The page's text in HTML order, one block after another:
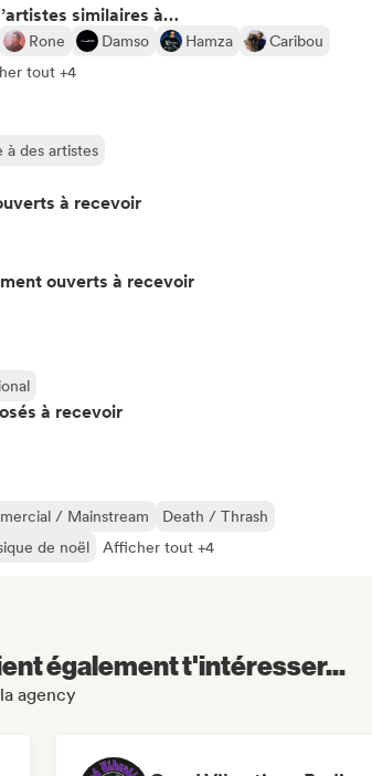
similaires à…
Rone Damso Hamza
Caribou
tout +4
à des artistes
à recevoir
ouverts à recevoir
à recevoir
/ Mainstream
Death / Thrash
de noël Afficher tout +4
également t'intéresser...
agency